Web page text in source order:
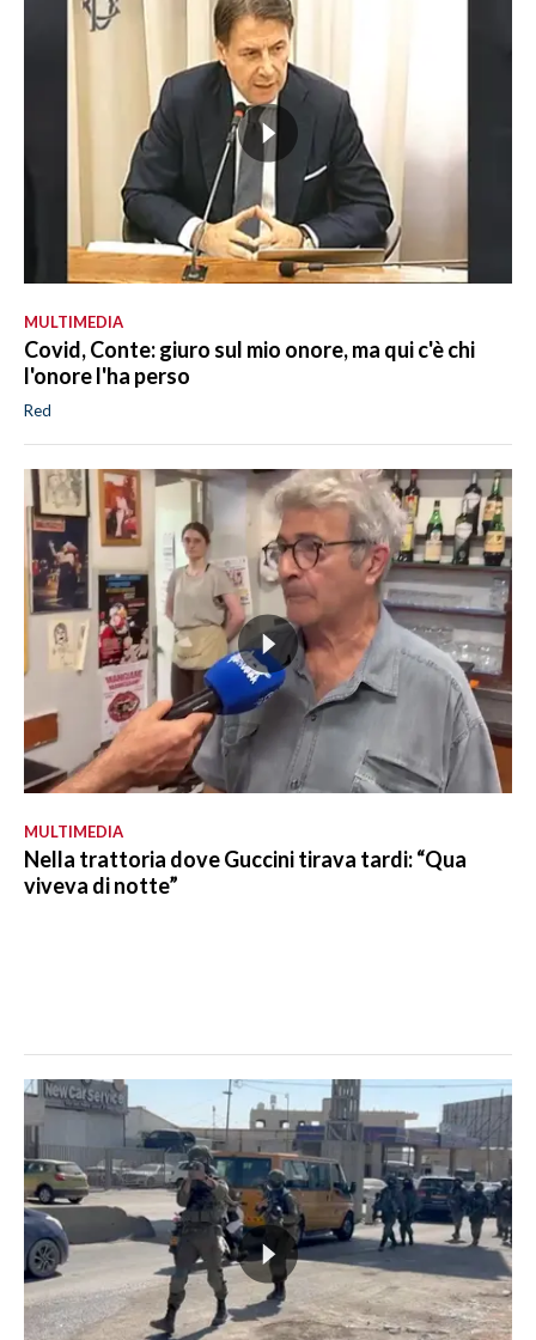
MULTIMEDIA
Covid, Conte: giuro sul mio onore, ma qui c'è chi
l'onore l'ha perso
Red
MULTIMEDIA
Nella trattoria dove Guccini tirava tardi: “Qua
viveva di notte”